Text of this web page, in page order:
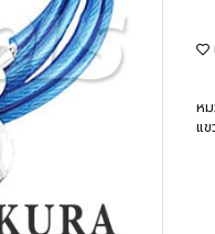
ห
แ